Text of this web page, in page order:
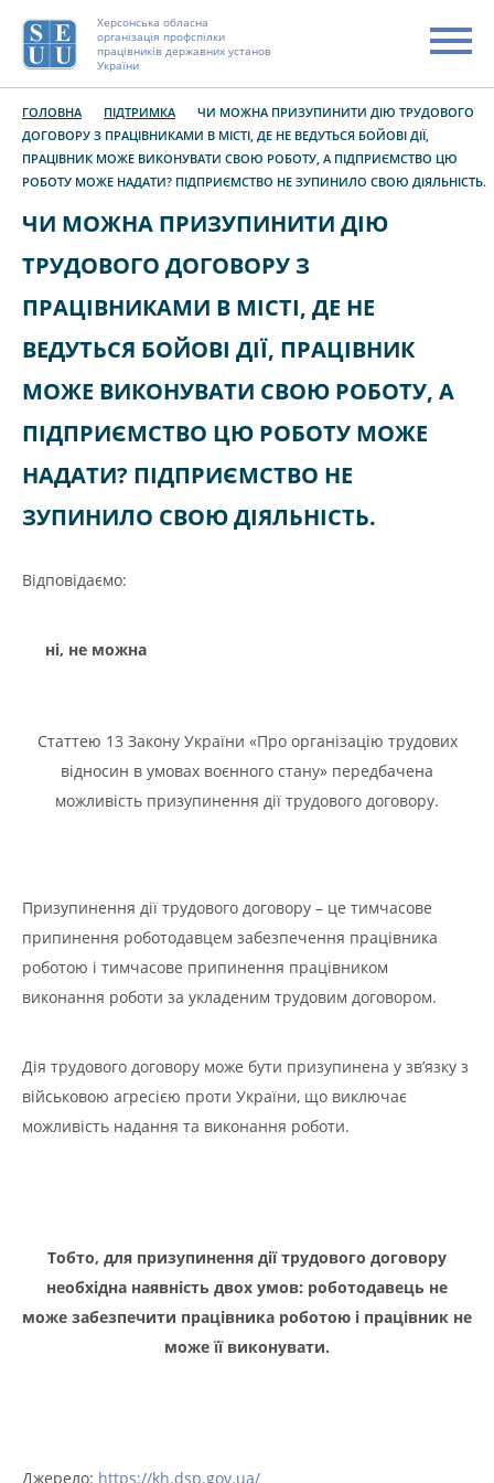
Херсонська обласна
організація профспілки
працівників державних установ
України
ГОЛОВНА ПІДТРИМКА
ЧИ МОЖНА ПРИЗУПИНИТИ ДІЮ ТРУДОВОГО
ДОГОВОРУ З ПРАЦІВНИКАМИ В МІСТІ, ДЕ НЕ ВЕДУТЬСЯ БОЙОВІ ДІЇ,
ПРАЦІВНИК МОЖЕ ВИКОНУВАТИ СВОЮ РОБОТУ, А ПІДПРИЄМСТВО ЦЮ
РОБОТУ МОЖЕ НАДАТИ? ПІДПРИЄМСТВО НЕ ЗУПИНИЛО СВОЮ ДІЯЛЬНІСТЬ.
ЧИ МОЖНА ПРИЗУПИНИТИ ДІЮ
ТРУДОВОГО ДОГОВОРУ З
ПРАЦІВНИКАМИ В МІСТІ, ДЕ НЕ
ВЕДУТЬСЯ БОЙОВІ ДІЇ, ПРАЦІВНИК
МОЖЕ ВИКОНУВАТИ СВОЮ РОБОТУ, А
ПІДПРИЄМСТВО ЦЮ РОБОТУ МОЖЕ
НАДАТИ? ПІДПРИЄМСТВО НЕ
ЗУПИНИЛО СВОЮ ДІЯЛЬНІСТЬ.
Відповідаємо:
ні, не можна
Статтею 13 Закону України «Про організацію трудових
відносин в умовах воєнного стану» передбачена
можливість призупинення дії трудового договору.
Призупинення дії трудового договору – це тимчасове
припинення роботодавцем забезпечення працівника
роботою і тимчасове припинення працівником
виконання роботи за укладеним трудовим договором.
Дія трудового договору може бути призупинена у зв’язку з
військовою агресією проти України, що виключає
можливість надання та виконання роботи.
Тобто, для призупинення дії трудового договору
необхідна наявність двох умов: роботодавець не
може забезпечити працівника роботою і працівник не
може її виконувати.
Джерело: https://kh.dsp.gov.ua/